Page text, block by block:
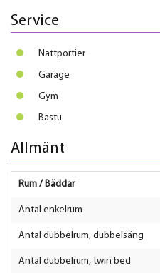
Service
Nattportier
Garage
Gym
Bastu
Allmänt
Rum / Bäddar
Antal enkelrum
Antal dubbelrum, dubbelsäng
Antal dubbelrum, twin bed